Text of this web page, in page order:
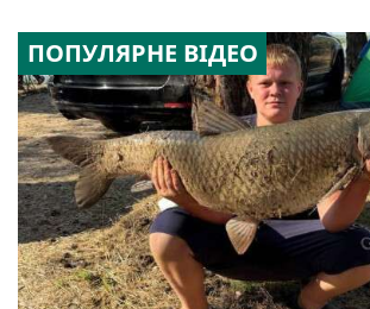
ПОПУЛЯРНЕ ВІДЕО